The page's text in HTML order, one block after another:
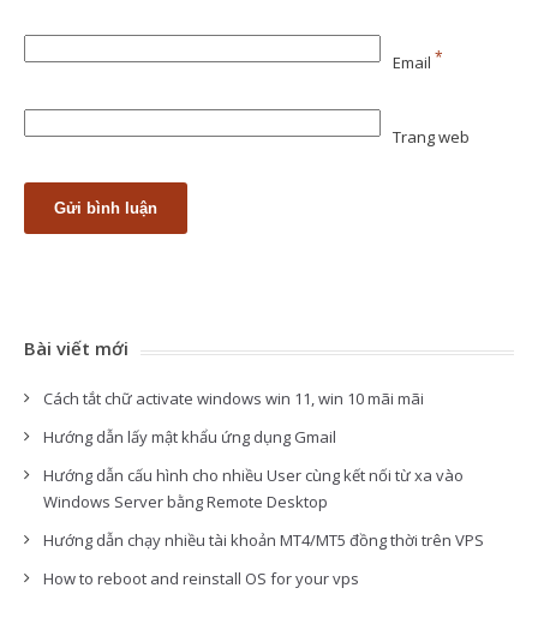
Email *
Trang web
Bài viết mới
Cách tắt chữ activate windows win 11, win 10 mãi mãi
Hướng dẫn lấy mật khẩu ứng dụng Gmail
Hướng dẫn cấu hình cho nhiều User cùng kết nối từ xa vào
Windows Server bằng Remote Desktop
Hướng dẫn chạy nhiều tài khoản MT4/MT5 đồng thời trên VPS
How to reboot and reinstall OS for your vps